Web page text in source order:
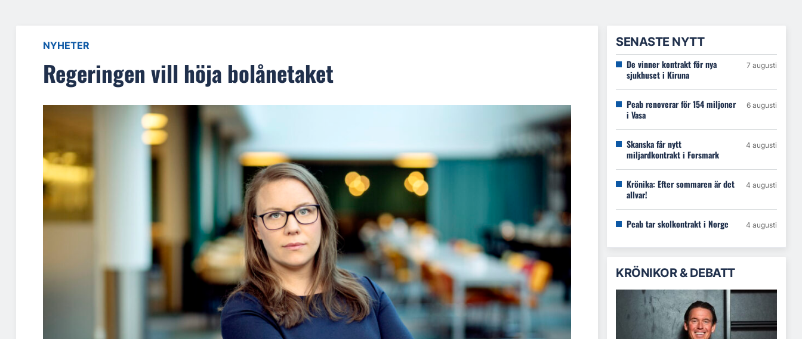
NYHETER
Regeringen vill höja bolånetaket
SENASTE NYTT
De vinner kontrakt för nya
sjukhuset i Kiruna
7 augusti
Peab renoverar för 154 miljoner
i Vasa
6 augusti
Skanska får nytt
miljardkontrakt i Forsmark
4 augusti
Krönika: Efter sommaren är det
allvar!
4 augusti
Peab tar skolkontrakt i Norge 4 augusti
KRÖNIKOR & DEBATT